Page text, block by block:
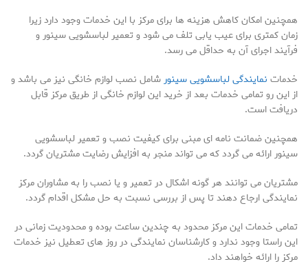
همچنین امکان کاهش هزینه ها برای مرکز با این خدمات وجود دارد زیرا
زمان کمتری برای عیب یابی تلف می شود و تعمیر لباسشویی سینور و
فرآیند اجرای آن به حداقل می رسد.
خدمات نمایندگی لباسشویی سینورشامل نصب لوازم خانگی نیز می باشد و
از این رو تمامی خدمات بعد از خرید این لوازم خانگی از طریق مرکز قابل
دریافت است.
همچنین ضمانت نامه ای مبنی برای کیفیت نصب و تعمیر لباسشویی
سینور ارائه می گردد که می تواند منجر به افزایش رضایت مشتریان گردد.
مشتریان می توانند هر گونه اشکال در تعمیر و یا نصب را به مشاوران مرکز
نمایندگی ارجاع دهند تا پس از بررسی نسبت به حل مشکل اقدام گردد.
تمامی خدمات این مرکز محدود به چندین ساعت بوده و محدودیت زمانی در
این راستا وجود ندارد و کارشناسان نمایندگی در روز های تعطیل نیز خدمات
مرکز را ارائه خواهند داد.